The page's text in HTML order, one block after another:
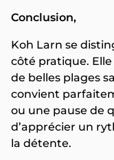
Conclusion,
Koh Larn se
côté pratique.
de belles plages
convient
ou une pause de
d’apprécier un
la détente.